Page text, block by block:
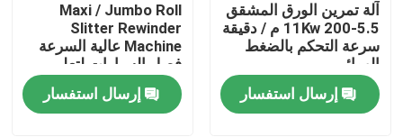
المنزل
آلة تمرين الورق المشقق
5.5-11Kw 200 م / دقيقة
سرعة التحكم بالضغط
الهوائي
إرسال استفسار
Maxi / Jumbo Roll
Slitter Rewinder
Machine عالية السرعة
فصل السيارات لتعليم
قيادة السيارات
إرسال استفسار